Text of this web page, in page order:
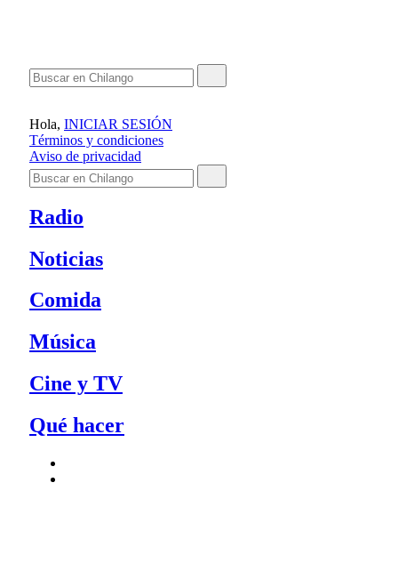
Hola, INICIAR SESIÓN
Términos y condiciones
Aviso de privacidad
Radio
Noticias
Comida
Música
Cine y TV
Qué hacer